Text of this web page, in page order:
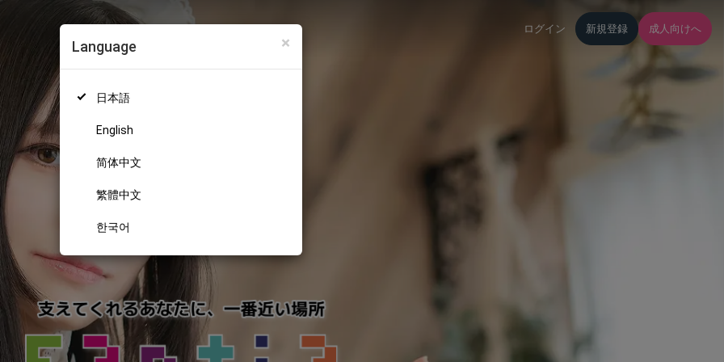
×
Language
日本語
English
简体中文
繁體中文
한국어
ログイン 新規登録 成人向けへ